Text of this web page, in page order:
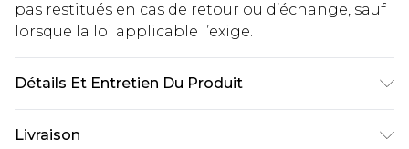
pas restitués en cas de retour ou d’échange, sauf
lorsque la loi applicable l’exige.
Détails Et Entretien Du Produit
Livraison